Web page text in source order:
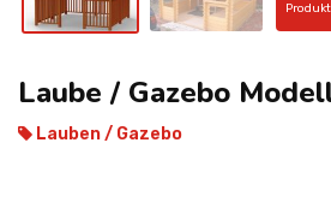
Laube / Gazebo
Lauben / Gazebo